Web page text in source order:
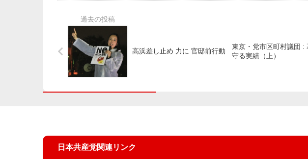
高浜差し止め 力に 官邸前行動
東京・党市区町村議団 :
守る実績（上）
日本共産党関連リンク